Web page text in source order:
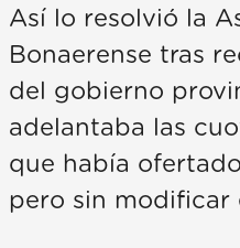
Así lo resolvió la
Bonaerense tras
del gobierno
adelantaba las
que había
pero sin modificar